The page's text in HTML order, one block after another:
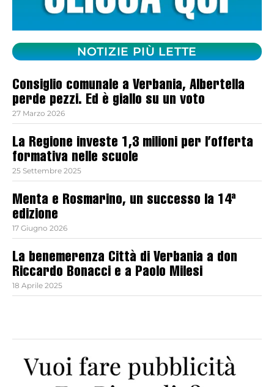
NOTIZIE PIÙ LETTE
Consiglio comunale a Verbania, Albertella
perde pezzi. Ed è giallo su un voto
27 Marzo 2026
La Regione investe 1,3 milioni per l’offerta
formativa nelle scuole
25 Settembre 2025
Menta e Rosmarino, un successo la 14ª
edizione
17 Giugno 2026
La benemerenza Città di Verbania a don
Riccardo Bonacci e a Paolo Milesi
18 Aprile 2025